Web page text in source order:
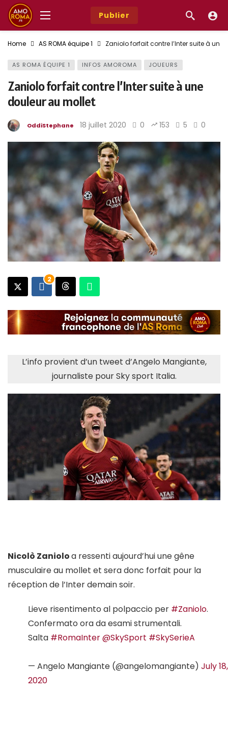
Publier
Home AS ROMA équipe 1 Zaniolo forfait contre l’Inter suite à une
AS ROMA ÉQUIPE 1 INFOS AMOROMA JOUEURS
Zaniolo forfait contre l’Inter suite à une
douleur au mollet
OddiStephane 18 juillet 2020 0 153 5 0
2
L’info provient d’un tweet d’Angelo Mangiante,
journaliste pour Sky sport Italia.
Nicolò Zanioloa ressenti aujourd’hui une gêne
musculaire au mollet et sera donc forfait pour la
réception de l’Inter demain soir.
Lieve risentimento al polpaccio per #Zaniolo.
Confermato ora da esami strumentali.
Salta #RomaInter@SkySport #SkySerieA
— Angelo Mangiante (@angelomangiante) July 18,
2020